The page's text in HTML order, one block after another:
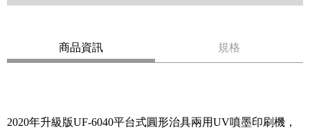
商品資訊 規格
2020年升級版UF-6040平台式圓形治具兩用UV噴墨印刷機，